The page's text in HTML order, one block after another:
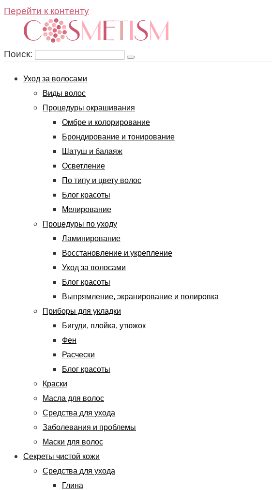
Перейти к контенту
Поиск:
Уход за волосами
Виды волос
Процедуры окрашивания
Омбре и колорирование
Брондирование и тонирование
Шатуш и балаяж
Осветление
По типу и цвету волос
Блог красоты
Мелирование
Процедуры по уходу
Ламинирование
Восстановление и укрепление
Уход за волосами
Блог красоты
Выпрямление, экранирование и полировка
Приборы для укладки
Бигуди, плойка, утюжок
Фен
Расчески
Блог красоты
Краски
Масла для волос
Средства для ухода
Заболевания и проблемы
Маски для волос
Секреты чистой кожи
Средства для ухода
Глина